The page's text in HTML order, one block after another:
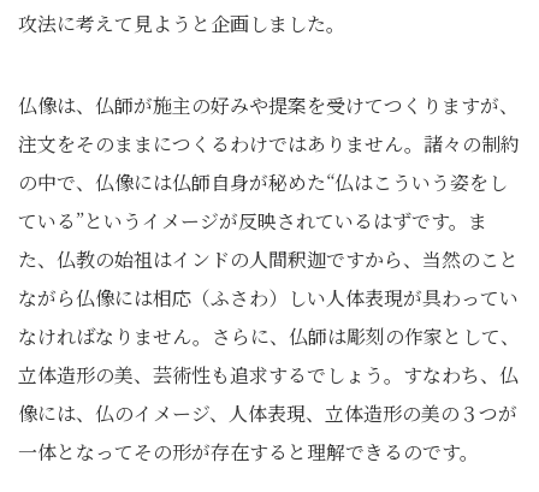
攻法に考えて見ようと企画しました。
仏像は、仏師が施主の好みや提案を受けてつくりますが、
注文をそのままにつくるわけではありません。諸々の制約
の中で、仏像には仏師自身が秘めた“仏はこういう姿をし
ている”というイメージが反映されているはずです。ま
た、仏教の始祖はインドの人間釈迦ですから、当然のこと
ながら仏像には相応（ふさわ）しい人体表現が具わってい
なければなりません。さらに、仏師は彫刻の作家として、
立体造形の美、芸術性も追求するでしょう。すなわち、仏
像には、仏のイメージ、人体表現、立体造形の美の３つが
一体となってその形が存在すると理解できるのです。